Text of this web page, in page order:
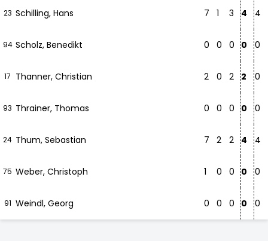
23 Schilling, Hans 7 1 3 4 4
94 Scholz, Benedikt 0 0 0 0 0
17 Thanner, Christian 2 0 2 2 0
93 Thrainer, Thomas 0 0 0 0 0
24 Thum, Sebastian 7 2 2 4 4
75 Weber, Christoph 1 0 0 0 0
91 Weindl, Georg 0 0 0 0 0